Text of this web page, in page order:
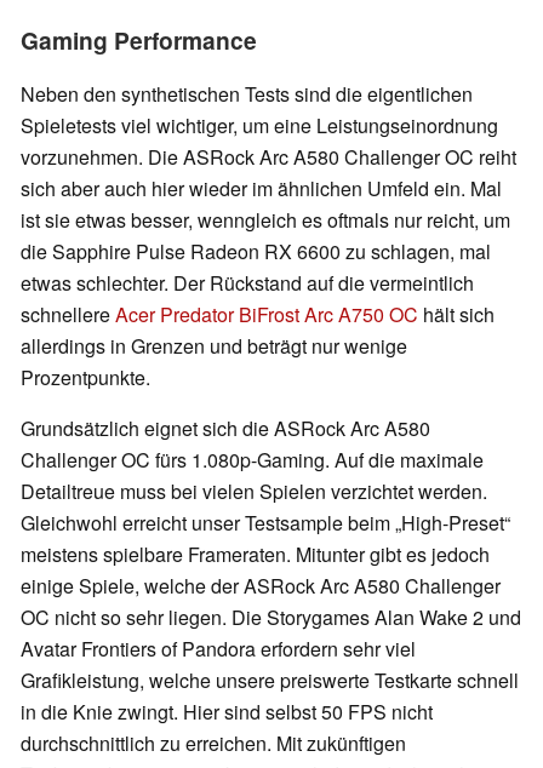
Gaming Performance
Neben den synthetischen Tests sind die eigentlichen
Spieletests viel wichtiger, um eine Leistungseinordnung
vorzunehmen. Die ASRock Arc A580 Challenger OC reiht
sich aber auch hier wieder im ähnlichen Umfeld ein. Mal
ist sie etwas besser, wenngleich es oftmals nur reicht, um
die Sapphire Pulse Radeon RX 6600 zu schlagen, mal
etwas schlechter. Der Rückstand auf die vermeintlich
schnellereAcer Predator BiFrost Arc A750 OC hält sich
allerdings in Grenzen und beträgt nur wenige
Prozentpunkte.
Grundsätzlich eignet sich die ASRock Arc A580
Challenger OC fürs 1.080p-Gaming. Auf die maximale
Detailtreue muss bei vielen Spielen verzichtet werden.
Gleichwohl erreicht unser Testsample beim High-Preset
meistens spielbare Frameraten. Mitunter gibt es jedoch
einige Spiele, welche der ASRock Arc A580 Challenger
OC nicht so sehr liegen. Die Storygames Alan Wake 2 und
Avatar Frontiers of Pandora erfordern sehr viel
Grafikleistung, welche unsere preiswerte Testkarte schnell
in die Knie zwingt. Hier sind selbst 50 FPS nicht
durchschnittlich zu erreichen. Mit zukünftigen